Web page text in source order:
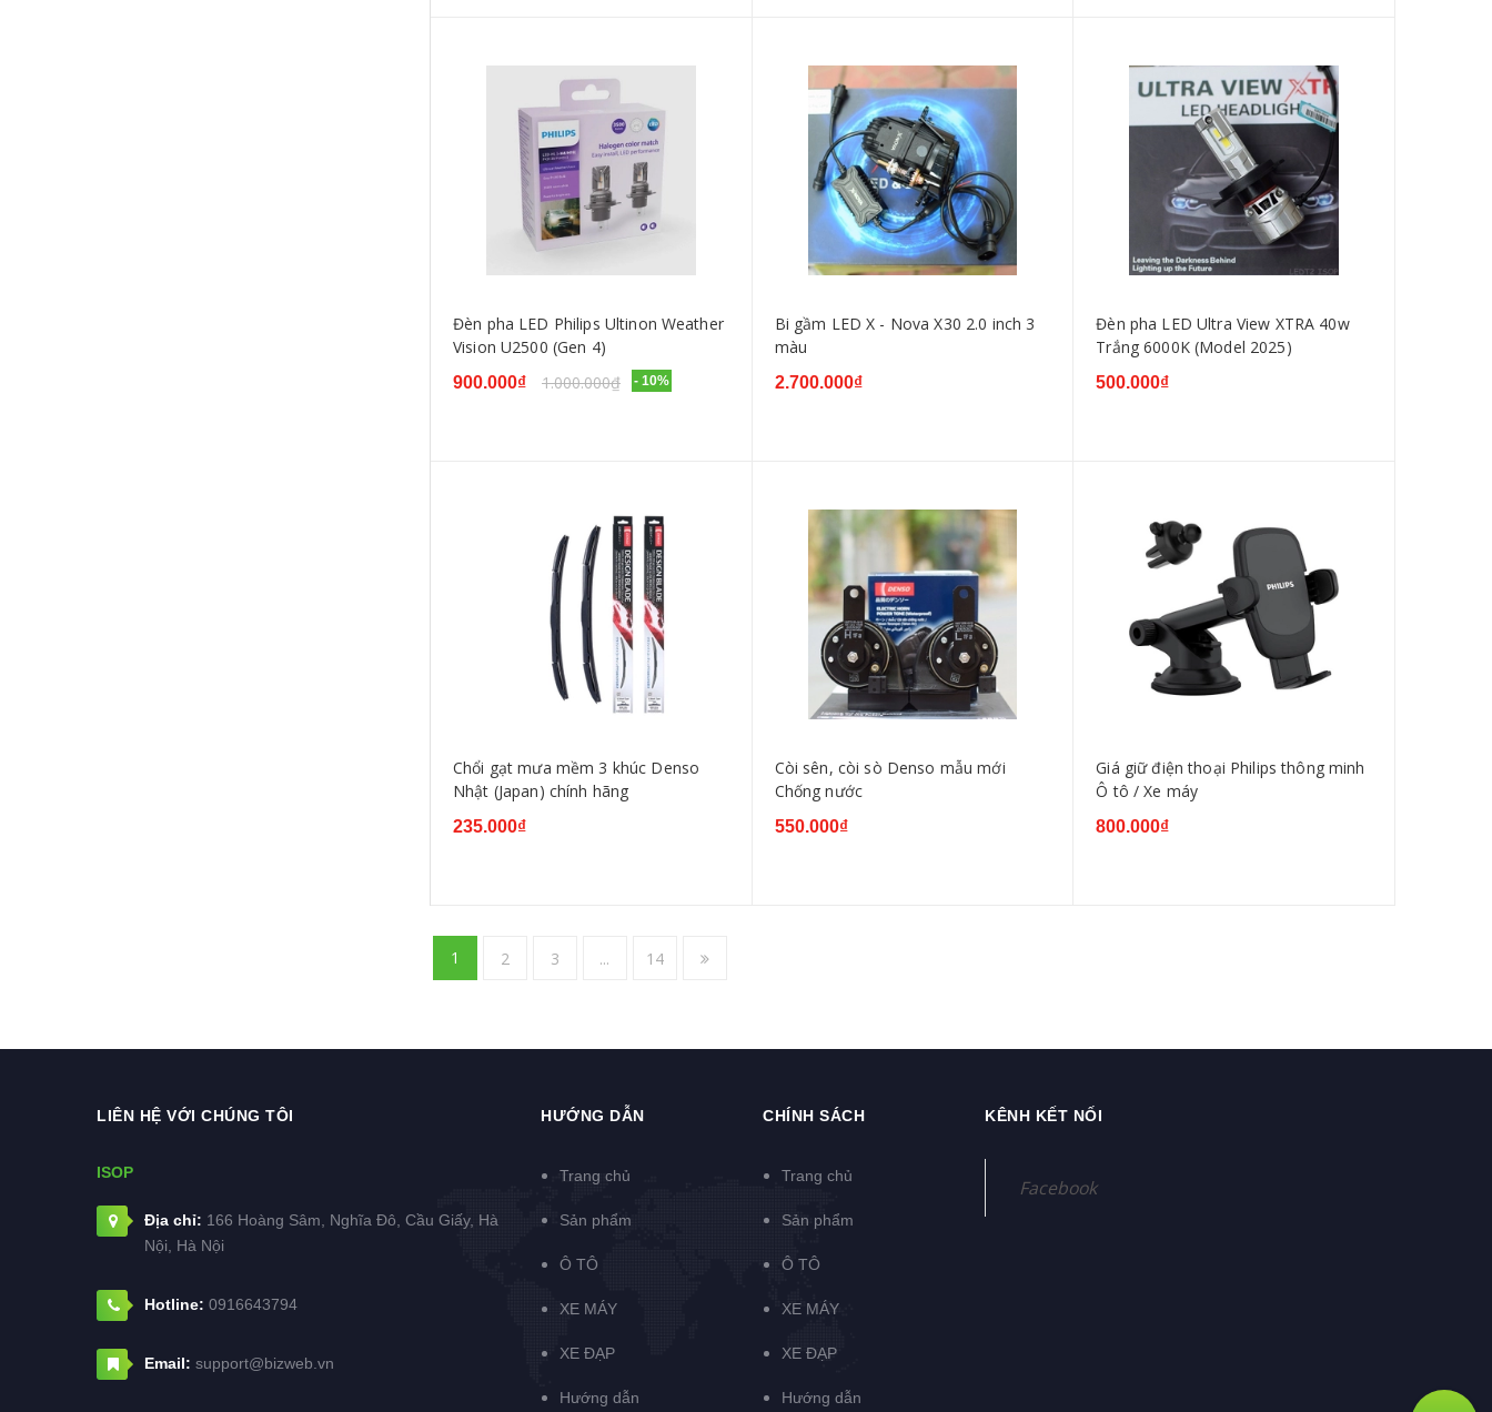
Đèn pha LED Philips Ultinon Weather
Vision U2500 (Gen 4)
900.000₫ 1.000.000₫ - 10%
Bi gầm LED X - Nova X30 2.0 inch 3
màu
2.700.000₫
Đèn pha LED Ultra View XTRA 40w
Trắng 6000K (Model 2025)
500.000₫
Chổi gạt mưa mềm 3 khúc Denso
Nhật (Japan) chính hãng
235.000₫
Còi sên, còi sò Denso mẫu mới
Chống nước
550.000₫
Giá giữ điện thoại Philips thông minh
Ô tô / Xe máy
800.000₫
1 2 3 ... 14
LIÊN HỆ VỚI CHÚNG TÔI
ISOP
Địa chỉ: 166 Hoàng Sâm, Nghĩa Đô, Cầu Giấy, Hà
Nội, Hà Nội
Hotline: 0916643794
Email: support@bizweb.vn
HƯỚNG DẪN
Trang chủ
Sản phẩm
Ô TÔ
XE MÁY
XE ĐẠP
Hướng dẫn
CHÍNH SÁCH
Trang chủ
Sản phẩm
Ô TÔ
XE MÁY
XE ĐẠP
Hướng dẫn
KÊNH KẾT NỐI
Facebook